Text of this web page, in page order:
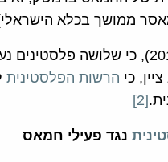
ממושך בכלא
גורם ביטחוני פלסטיני מסר (8 בספטמבר
כי הרשות הפלסטינית
[2]
נגד פעילי חמאס